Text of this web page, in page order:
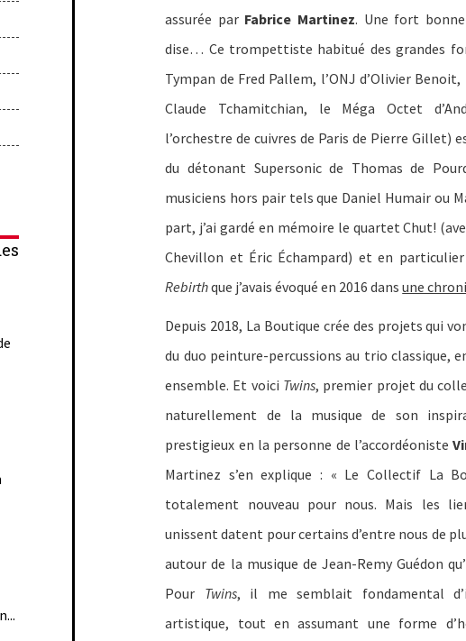
assurée par Fabrice Martinez. Une fort bonne
dise… Ce trompettiste habitué des grandes
Tympan de Fred Pallem, l’ONJ d’Olivier Benoit,
Claude Tchamitchian, le Méga Octet
l’orchestre de cuivres de Paris de Pierre Gillet)
du détonant Supersonic de Thomas de
musiciens hors pair tels que Daniel Humair ou
part, j’ai gardé en mémoire le quartet Chut!
Chevillon et Éric Échampard) et en
Rebirthque j’avais évoqué en 2016 dansune
Depuis 2018, La Boutique crée des projets qui
du duo peinture-percussions au trio classique,
ensemble. Et voici Twins, premier projet du
naturellement de la musique de son
prestigieux en la personne de l’accordéoniste
Martinez s’en explique : « Le Collectif La
totalement nouveau pour nous. Mais les
unissent datent pour certains d’entre nous de
autour de la musique de Jean-Remy Guédon
Pour Twins, il me semblait fondamental
artistique, tout en assumant une forme